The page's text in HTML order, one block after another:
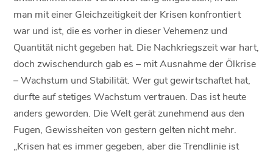
man mit einer Gleichzeitigkeit der Krisen konfrontiert
war und ist, die es vorher in dieser Vehemenz und
Quantität nicht gegeben hat. Die Nachkriegszeit war hart,
doch zwischendurch gab es – mit Ausnahme der Ölkrise
– Wachstum und Stabilität. Wer gut gewirtschaftet hat,
durfte auf stetiges Wachstum vertrauen. Das ist heute
anders geworden. Die Welt gerät zunehmend aus den
Fugen, Gewissheiten von gestern gelten nicht mehr.
„Krisen hat es immer gegeben, aber die Trendlinie ist